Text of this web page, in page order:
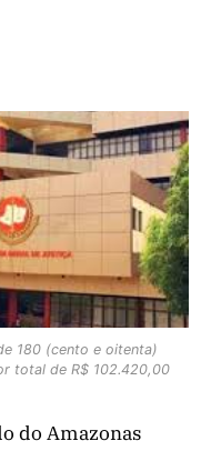
180 (cento e oitenta)
total de R$ 102.420,00
do Amazonas